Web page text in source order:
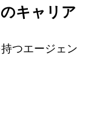
キャリア
つエージェン